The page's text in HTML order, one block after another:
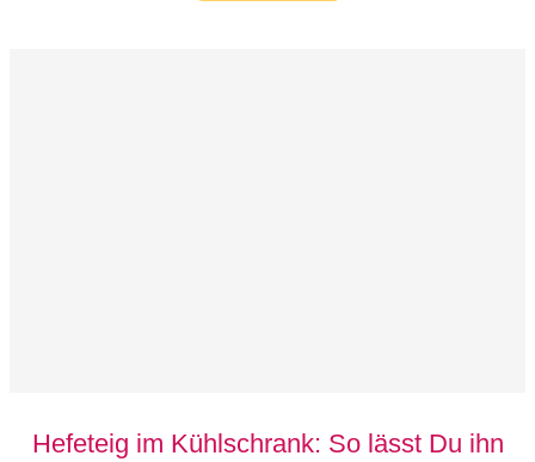
Hefeteig im Kühlschrank: So lässt Du ihn